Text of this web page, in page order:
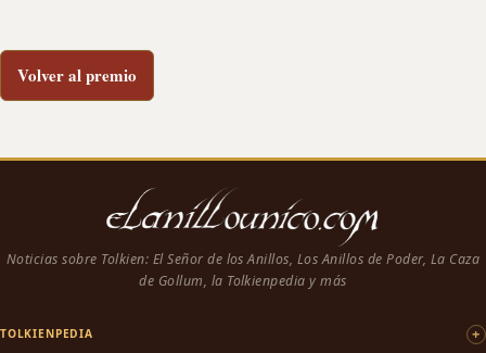
Volver al premio
Noticias sobre Tolkien: El Señor de los Anillos, Los Anillos de Poder, La Caza
de Gollum, la Tolkienpedia y más
TOLKIENPEDIA